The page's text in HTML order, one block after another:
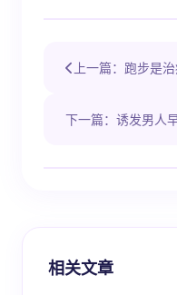
上一篇：跑步是
下一篇：诱发男人
相关文章